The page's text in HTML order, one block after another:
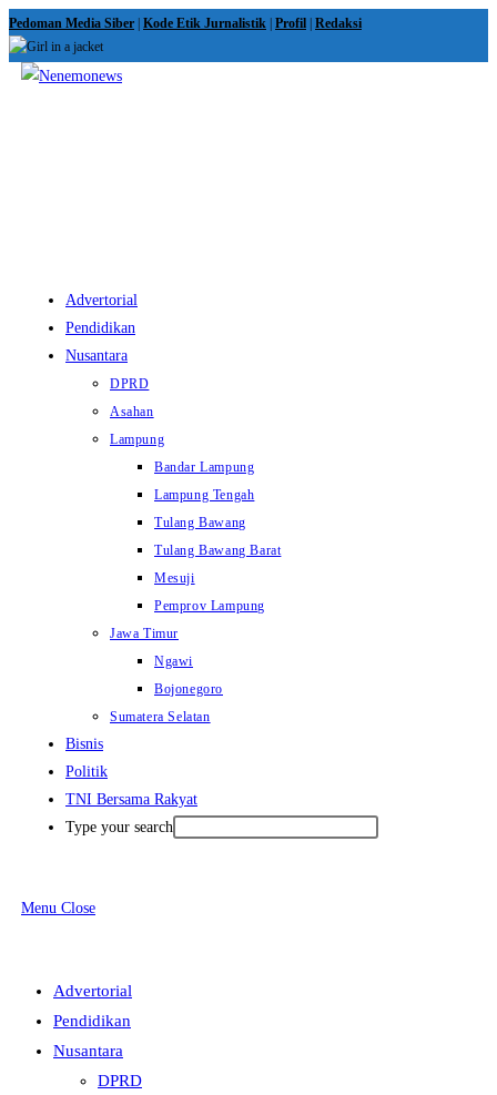
Skip
to
content
Pedoman Media Siber Kode Etik Jurnalistik Profil Redaksi
Advertorial
Pendidikan
Nusantara
DPRD
Asahan
Lampung
Bandar Lampung
Lampung Tengah
Tulang Bawang
Tulang Bawang Barat
Mesuji
Pemprov Lampung
Jawa Timur
Ngawi
Bojonegoro
Sumatera Selatan
Bisnis
Politik
TNI Bersama Rakyat
Type your search
Menu Close
Advertorial
Pendidikan
Nusantara
DPRD